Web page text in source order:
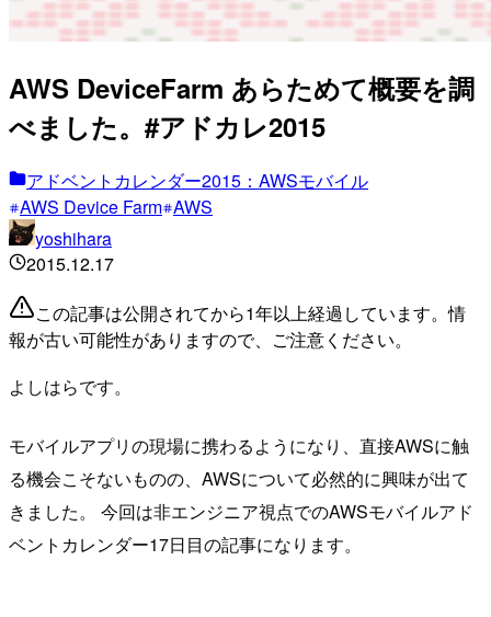
AWS DeviceFarm あらためて概要を調
べました。#アドカレ2015
アドベントカレンダー2015：AWSモバイル
AWS Device Farm AWS
yoshihara
2015.12.17
この記事は公開されてから1年以上経過しています。情
報が古い可能性がありますので、ご注意ください。
よしはらです。
モバイルアプリの現場に携わるようになり、直接AWSに触
る機会こそないものの、AWSについて必然的に興味が出て
きました。 今回は非エンジニア視点でのAWSモバイルアド
ベントカレンダー17日目の記事になります。